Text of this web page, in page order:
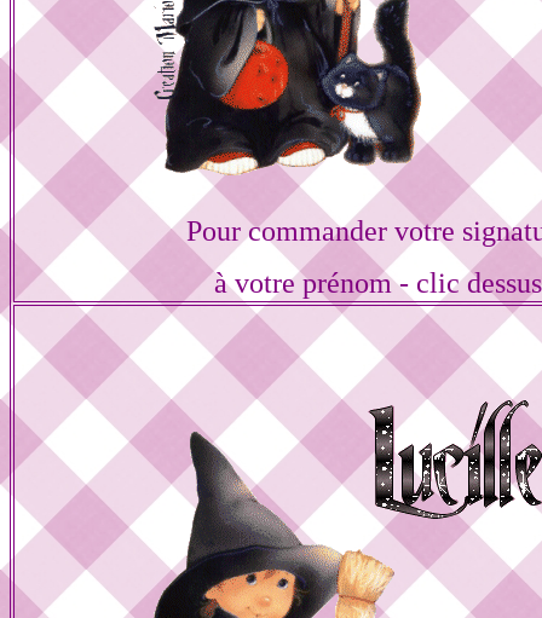
Pour commander votre
à votre prénom - clic dessus